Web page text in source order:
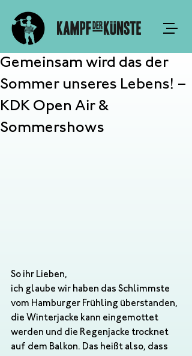
Gemeinsam wird das der
Sommer unseres Lebens! –
KDK Open Air &
Sommershows
So ihr Lieben,
ich glaube wir haben das Schlimmste
vom Hamburger Frühling überstanden,
die Winterjacke kann eingemottet
werden und die Regenjacke trocknet
auf dem Balkon. Das heißt also, dass